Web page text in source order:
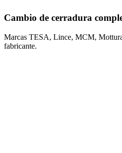
Cambio de cerradura
Marcas TESA, Lince, MCM,
fabricante.